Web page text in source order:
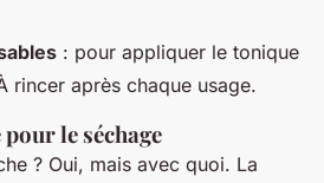
: pour appliquer le tonique
rincer après chaque usage.
le séchage
? Oui, mais avec quoi. La